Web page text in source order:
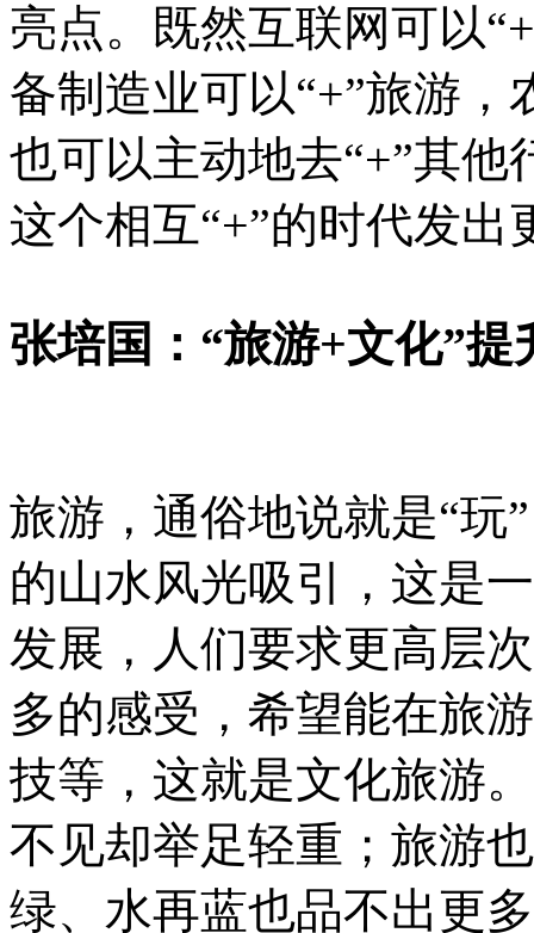
亮点。既然互联网可以
备制造业可以“+”旅游
也可以主动地去“+”其他
这个相互“+”的时代发出
张培国：“旅游+文化”提
旅游，通俗地说就是“玩
的山水风光吸引，这是
发展，人们要求更高层
多的感受，希望能在旅
技等，这就是文化旅游
不见却举足轻重；旅游
绿、水再蓝也品不出更